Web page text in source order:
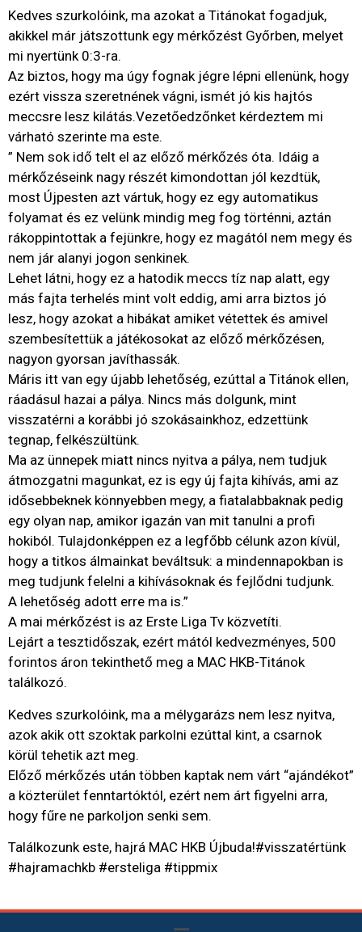
Kedves szurkolóink, ma azokat a Titánokat fogadjuk,
akikkel már játszottunk egy mérkőzést Győrben, melyet
mi nyertünk 0:3-ra.
Az biztos, hogy ma úgy fognak jégre lépni ellenünk, hogy
ezért vissza szeretnének vágni, ismét jó kis hajtós
meccsre lesz kilátás.Vezetőedzőnket kérdeztem mi
várható szerinte ma este.
” Nem sok idő telt el az előző mérkőzés óta. Idáig a
mérkőzéseink nagy részét kimondottan jól kezdtük,
most Újpesten azt vártuk, hogy ez egy automatikus
folyamat és ez velünk mindig meg fog történni, aztán
rákoppintottak a fejünkre, hogy ez magától nem megy és
nem jár alanyi jogon senkinek.
Lehet látni, hogy ez a hatodik meccs tíz nap alatt, egy
más fajta terhelés mint volt eddig, ami arra biztos jó
lesz, hogy azokat a hibákat amiket vétettek és amivel
szembesítettük a játékosokat az előző mérkőzésen,
nagyon gyorsan javíthassák.
Máris itt van egy újabb lehetőség, ezúttal a Titánok ellen,
ráadásul hazai a pálya. Nincs más dolgunk, mint
visszatérni a korábbi jó szokásainkhoz, edzettünk
tegnap, felkészültünk.
Ma az ünnepek miatt nincs nyitva a pálya, nem tudjuk
átmozgatni magunkat, ez is egy új fajta kihívás, ami az
idősebbeknek könnyebben megy, a fiatalabbaknak pedig
egy olyan nap, amikor igazán van mit tanulni a profi
hokiból. Tulajdonképpen ez a legfőbb célunk azon kívül,
hogy a titkos álmainkat beváltsuk: a mindennapokban is
meg tudjunk felelni a kihívásoknak és fejlődni tudjunk.
A lehetőség adott erre ma is.”
A mai mérkőzést is az Erste Liga Tv közvetíti.
Lejárt a tesztidőszak, ezért mától kedvezményes, 500
forintos áron tekinthető meg a MAC HKB-Titánok
találkozó.
Kedves szurkolóink, ma a mélygarázs nem lesz nyitva,
azok akik ott szoktak parkolni ezúttal kint, a csarnok
körül tehetik azt meg.
Előző mérkőzés után többen kaptak nem várt “ajándékot”
a közterület fenntartóktól, ezért nem árt figyelni arra,
hogy fűre ne parkoljon senki sem.
Találkozunk este, hajrá MAC HKB Újbuda!#visszatértünk
#hajramachkb #ersteliga #tippmix